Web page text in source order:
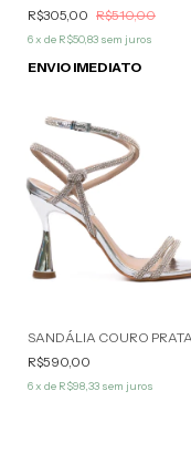
R$305,00 R$510,00
6x de R$50,83 sem juros
ENVIO IMEDIATO
R$590,00
6x de R$98,33 sem juros